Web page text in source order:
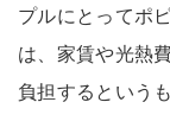
プルにとってポ
は、家賃や光熱
負担するという